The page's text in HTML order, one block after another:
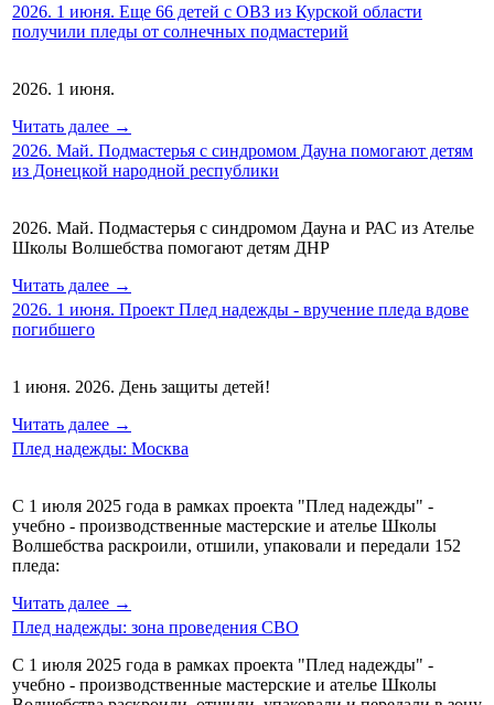
2026. 1 июня. Еще 66 детей с ОВЗ из Курской области
получили пледы от солнечных подмастерий
2026. 1 июня.
Читать далее →
2026. Май. Подмастерья с синдромом Дауна помогают детям
из Донецкой народной республики
2026. Май. Подмастерья с синдромом Дауна и РАС из Ателье
Школы Волшебства помогают детям ДНР
Читать далее →
2026. 1 июня. Проект Плед надежды - вручение пледа вдове
погибшего
1 июня. 2026. День защиты детей!
Читать далее →
Плед надежды: Москва
С 1 июля 2025 года в рамках проекта "Плед надежды" -
учебно - производственные мастерские и ателье Школы
Волшебства раскроили, отшили, упаковали и передали 152
пледа:
Читать далее →
Плед надежды: зона проведения СВО
С 1 июля 2025 года в рамках проекта "Плед надежды" -
учебно - производственные мастерские и ателье Школы